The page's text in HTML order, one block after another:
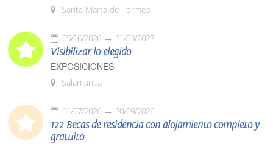
Santa Marta de Tormes
05/06/2026 31/03/2027
Visibilizar lo elegido
EXPOSICIONES
Salamanca
01/07/2026 30/09/2026
122 Becas de residencia con alojamiento completo y
gratuito